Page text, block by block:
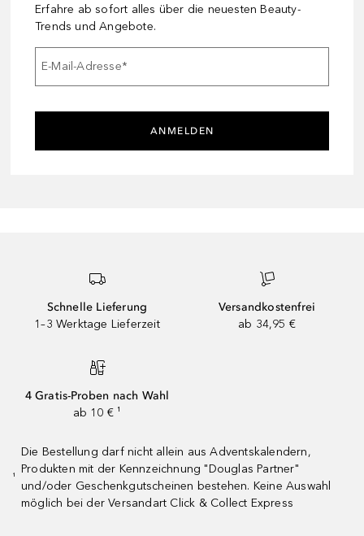
Erfahre ab sofort alles über die neuesten Beauty-
Trends und Angebote.
E-Mail-Adresse*
ANMELDEN
Schnelle Lieferung
1–3 Werktage Lieferzeit
Versandkostenfrei
ab 34,95 €
4 Gratis-Proben nach Wahl
ab 10 € ¹
¹
Die Bestellung darf nicht allein aus Adventskalendern,
Produkten mit der Kennzeichnung "Douglas Partner"
und/oder Geschenkgutscheinen bestehen. Keine Auswahl
möglich bei der Versandart Click & Collect Express